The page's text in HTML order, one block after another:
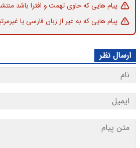
پیام هایی که حاوی تهمت و افترا باشد
پیام هایی که به غیر از زبان فارسی یا
ارسال نظر